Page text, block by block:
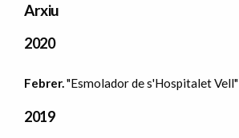
Arxiu
2020
Febrer."Esmolador de s'Hospitalet Vell"
2019